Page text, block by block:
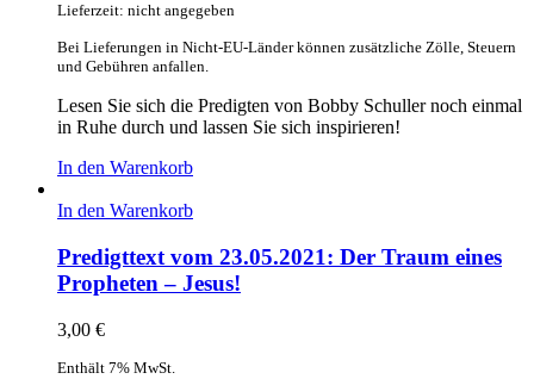
Lieferzeit: nicht angegeben
Bei Lieferungen in Nicht-EU-Länder können zusätzliche Zölle, Steuern
und Gebühren anfallen.
Lesen Sie sich die Predigten von Bobby Schuller noch einmal
in Ruhe durch und lassen Sie sich inspirieren!
In den Warenkorb
In den Warenkorb
Predigttext vom 23.05.2021: Der Traum eines
Propheten – Jesus!
3,00 €
Enthält 7% MwSt.